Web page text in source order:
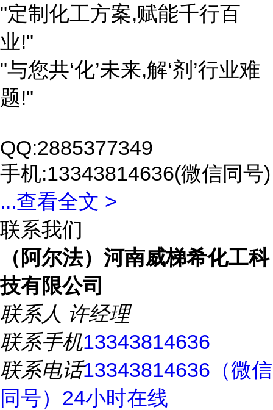
"定制化工方案,赋能千行百
业!"
"与您共‘化’未来,解‘剂’行业难
题!"
QQ:2885377349
手机:13343814636(微信同号)
...查看全文 >
联系我们
（阿尔法）河南威梯希化工科
技有限公司
联系人 许经理
联系手机13343814636
联系电话13343814636（微信
同号）24小时在线